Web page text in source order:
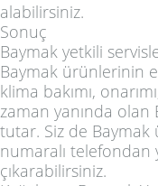
alabilirsiniz.
Sonuç
Baymak yetkili
Baymak ürünlerinin
klima bakımı,
zaman yanında
tutar. Siz de Baymak
numaralı telefondan
çıkarabilirsiniz.